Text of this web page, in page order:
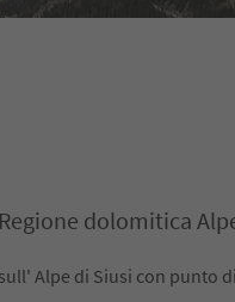
dolomitica
Alpe di Siusi con punto